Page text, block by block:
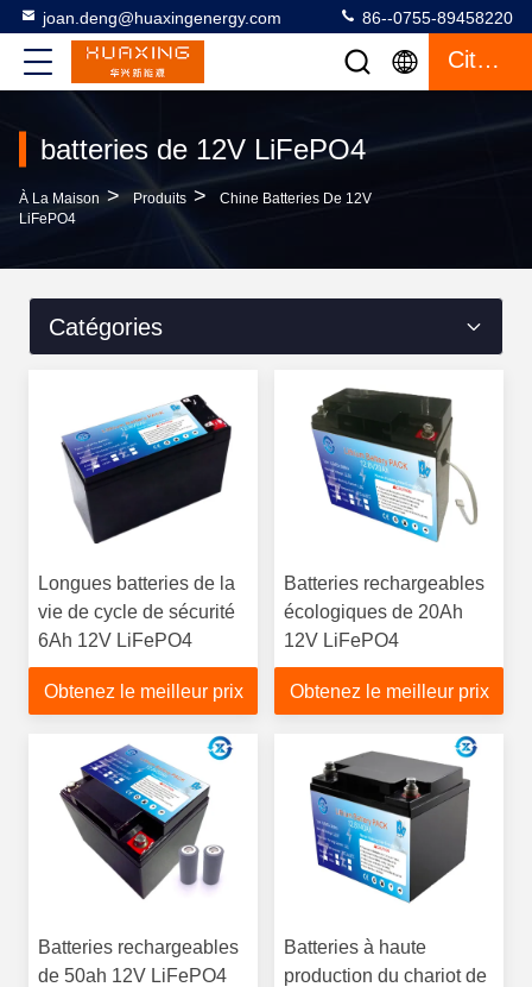
joan.deng@huaxingenergy.com 86--0755-89458220
Citation
batteries de 12V LiFePO4
À La Maison > Produits >
Chine Batteries De 12V
LiFePO4
Catégories
Longues batteries de la
vie de cycle de sécurité
6Ah 12V LiFePO4
Obtenez le meilleur prix
Batteries rechargeables
écologiques de 20Ah
12V LiFePO4
Obtenez le meilleur prix
Batteries rechargeables
de 50ah 12V LiFePO4
Batteries à haute
production du chariot de